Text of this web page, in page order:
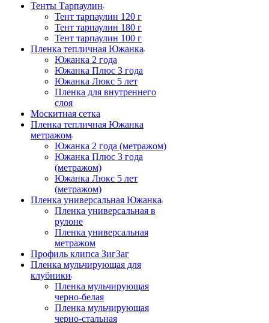
Тенты Тарпаулин
Тент тарпаулин 120 г
Тент тарпаулин 180 г
Тент тарпаулин 100 г
Пленка тепличная Южанка
Южанка 2 года
Южанка Плюс 3 года
Южанка Люкс 5 лет
Пленка для внутреннего
слоя
Москитная сетка
Пленка тепличная Южанка
метражом
Южанка 2 года (метражом)
Южанка Плюс 3 года
(метражом)
Южанка Люкс 5 лет
(метражом)
Пленка универсальная Южанка
Пленка универсальная в
рулоне
Пленка универсальная
метражом
Профиль клипса ЗигЗаг
Пленка мульчирующая для
клубники
Пленка мульчирующая
черно-белая
Пленка мульчирующая
черно-стальная